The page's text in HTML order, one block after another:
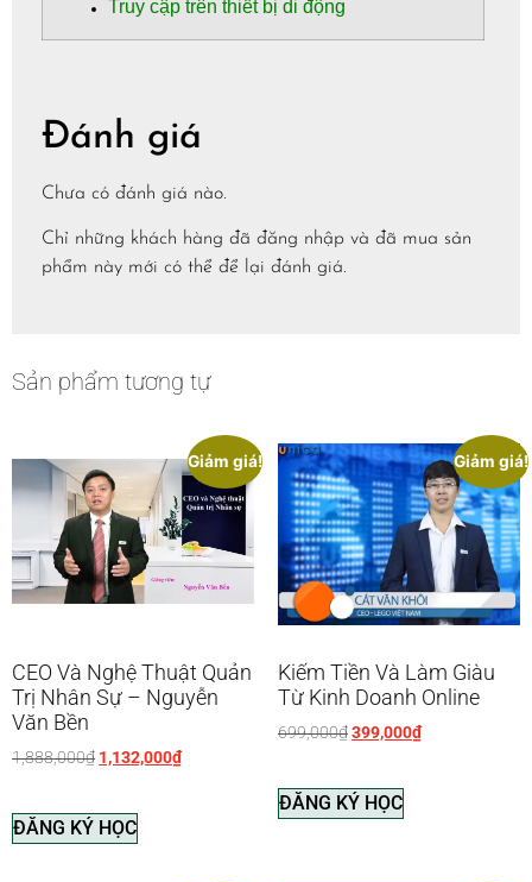
Truy cập trên thiết bị di động
Đánh giá
Chưa có đánh giá nào.
Chỉ những khách hàng đã đăng nhập và đã mua sản
phẩm này mới có thể để lại đánh giá.
Sản phẩm tương tự
Giảm giá!
CEO Và Nghệ Thuật Quản
Trị Nhân Sự – Nguyễn
Văn Bền
1,888,000₫ 1,132,000₫
ĐĂNG KÝ HỌC
Giảm giá!
Kiếm Tiền Và Làm Giàu
Từ Kinh Doanh Online
699,000₫399,000₫
ĐĂNG KÝ HỌC